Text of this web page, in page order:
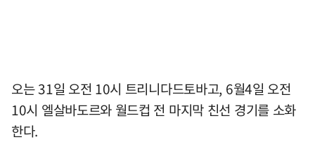
오는 31일 오전 10시 트리니다드토바고, 6월4일 오전
10시 엘살바도르와 월드컵 전 마지막 친선 경기를 소화
한다.